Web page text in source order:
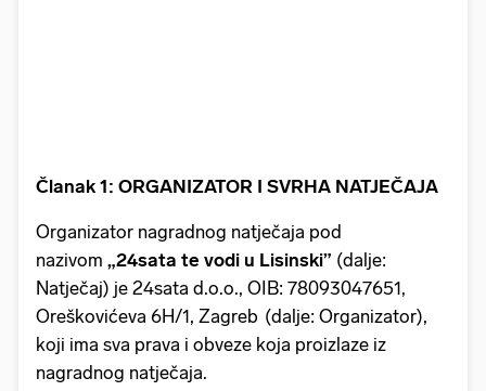
Članak 1: ORGANIZATOR I SVRHA NATJEČAJA
Organizator nagradnog natječaja pod
nazivom „24sata te vodi u Lisinski” (dalje:
Natječaj) je 24sata d.o.o., OIB: 78093047651,
Oreškovićeva 6H/1, Zagreb (dalje: Organizator),
koji ima sva prava i obveze koja proizlaze iz
nagradnog natječaja.